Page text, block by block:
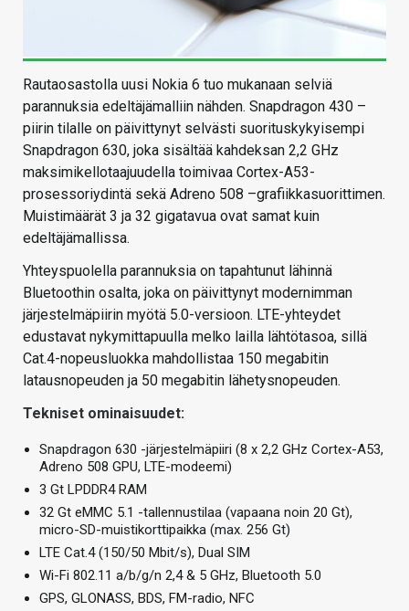
Rautaosastolla uusi Nokia 6 tuo mukanaan selviä
parannuksia edeltäjämalliin nähden. Snapdragon 430 –
piirin tilalle on päivittynyt selvästi suorituskykyisempi
Snapdragon 630, joka sisältää kahdeksan 2,2 GHz
maksimikellotaajuudella toimivaa Cortex-A53-
prosessoriydintä sekä Adreno 508 –grafiikkasuorittimen.
Muistimäärät 3 ja 32 gigatavua ovat samat kuin
edeltäjämallissa.
Yhteyspuolella parannuksia on tapahtunut lähinnä
Bluetoothin osalta, joka on päivittynyt modernimman
järjestelmäpiirin myötä 5.0-versioon. LTE-yhteydet
edustavat nykymittapuulla melko lailla lähtötasoa, sillä
Cat.4-nopeusluokka mahdollistaa 150 megabitin
latausnopeuden ja 50 megabitin lähetysnopeuden.
Tekniset ominaisuudet:
Snapdragon 630 -järjestelmäpiiri (8 x 2,2 GHz Cortex-A53,
Adreno 508 GPU, LTE-modeemi)
3 Gt LPDDR4 RAM
32 Gt eMMC 5.1 -tallennustilaa (vapaana noin 20 Gt),
micro-SD-muistikorttipaikka (max. 256 Gt)
LTE Cat.4 (150/50 Mbit/s), Dual SIM
Wi-Fi 802.11 a/b/g/n 2,4 & 5 GHz, Bluetooth 5.0
GPS, GLONASS, BDS, FM-radio, NFC